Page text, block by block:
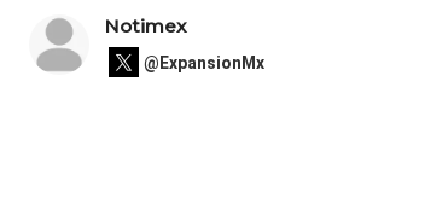
Notimex
@ExpansionMx